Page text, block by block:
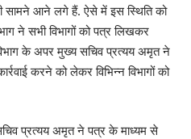
सामने आने लगे हैं. ऐसे में इस स्थिति को
ने सभी विभागों को पत्र लिखकर
के अपर मुख्य सचिव प्रत्यय अमृत ने
करने को लेकर विभिन्न विभागों को
प्रत्यय अमृत ने पत्र के माध्यम से